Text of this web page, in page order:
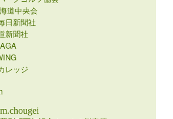
道中央会
日新聞社
新聞社
レッジ
m.chougei